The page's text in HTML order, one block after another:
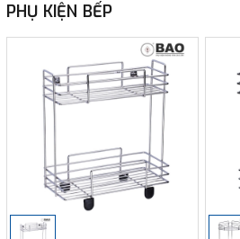
PHỤ KIỆN BẾP